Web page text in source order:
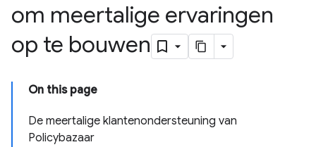
om meertalige ervaringen
op te bouwen
On this page
De meertalige klantenondersteuning van
Policybazaar